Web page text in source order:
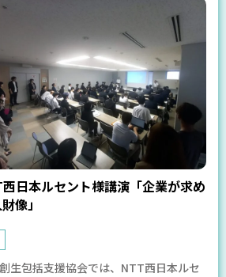
日本ルセント様講演「企業が求め
像」
生包括支援協会では、NTT西日本ルセ